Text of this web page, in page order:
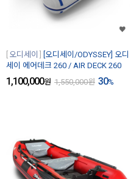
오디세이
[오디세이/ODYSSEY] 오디
세이 에어데크 260 / AIR DECK 260
1,100,000원 1,550,000원 30%